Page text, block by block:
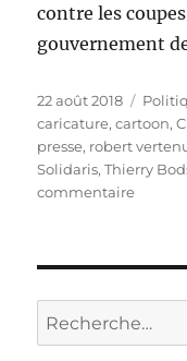
contre les
gouvernement
Publié
le
22 août 2018
caricature,cartoon,
presse, robert
Solidaris,Thierry
commentairesur
à
?
Recherche
pour :